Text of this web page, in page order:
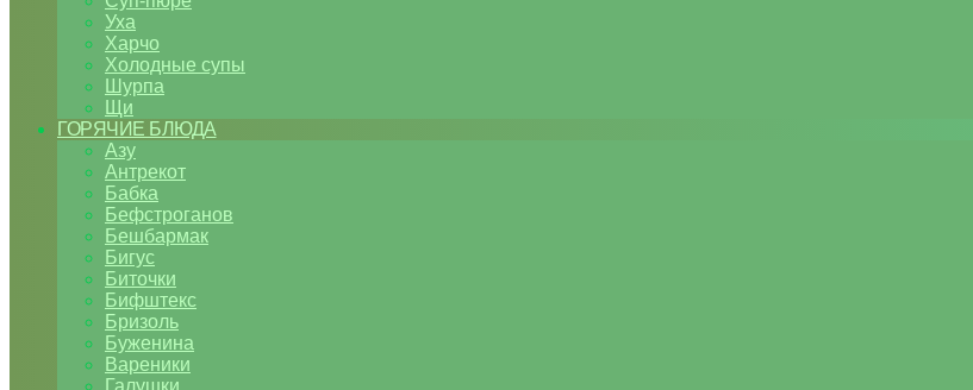
Уха
Харчо
Холодные супы
Шурпа
Щи
ГОРЯЧИЕ БЛЮДА
Азу
Антрекот
Бабка
Бефстроганов
Бешбармак
Бигус
Биточки
Бифштекс
Бризоль
Буженина
Вареники
Галушки